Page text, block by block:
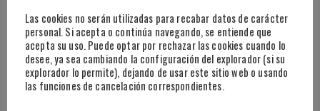
Las cookies no serán utilizadas para recabar datos de carácter
personal. Si acepta o continúa navegando, se entiende que
acepta su uso. Puede optar por rechazar las cookies cuando lo
desee, ya sea cambiando la configuración del explorador (si su
explorador lo permite), dejando de usar este sitio web o usando
las funciones de cancelación correspondientes.